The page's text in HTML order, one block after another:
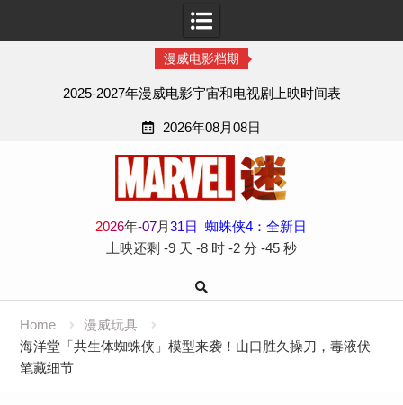
漫威电影档期
2025-2027年漫威电影宇宙和电视剧上映时间表
2026年08月08日
2026年-07月31日
蜘蛛侠4：全新日
上映还剩 -9 天 -8 时 -2 分 -45 秒
Home
漫威玩具
海洋堂「共生体蜘蛛侠」模型来袭！山口胜久操刀，毒液伏
笔藏细节